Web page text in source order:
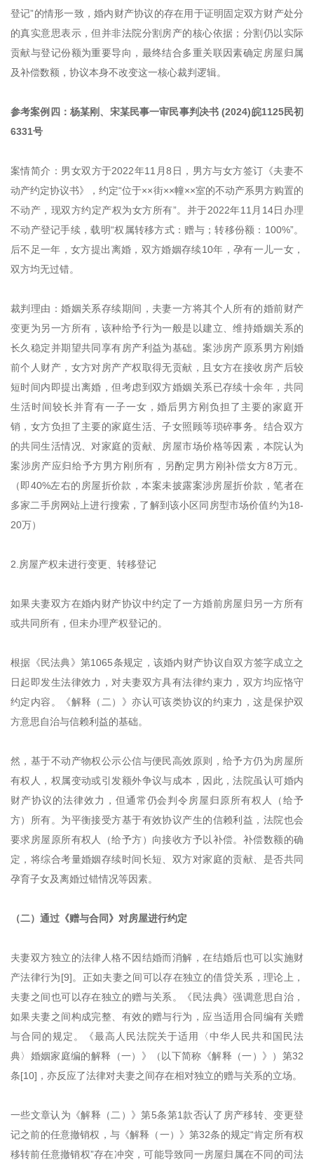
登记”的情形一致，婚内财产协议的存在用于证明固定双方财产处分
的真实意思表示，但并非法院分割房产的核心依据；分割仍以实际
贡献与登记份额为重要导向，最终结合多重关联因素确定房屋归属
及补偿数额，协议本身不改变这一核心裁判逻辑。
参考案例四：杨某刚、宋某民事一审民事判决书 (2024)皖1125民初
6331号
案情简介：男女双方于2022年11月8日，男方与女方签订《夫妻不
动产约定协议书》，约定“位于××街××幢××室的不动产系男方购置的
不动产，现双方约定产权为女方所有”。并于2022年11月14日办理
不动产登记手续，载明“权属转移方式：赠与；转移份额：100%”。
后不足一年，女方提出离婚，双方婚姻存续10年，孕有一儿一女，
双方均无过错。
裁判理由：婚姻关系存续期间，夫妻一方将其个人所有的婚前财产
变更为另一方所有，该种给予行为一般是以建立、维持婚姻关系的
长久稳定并期望共同享有房产利益为基础。案涉房产原系男方刚婚
前个人财产，女方对房产产权取得无贡献，且女方在接收房产后较
短时间内即提出离婚，但考虑到双方婚姻关系已存续十余年，共同
生活时间较长并育有一子一女，婚后男方刚负担了主要的家庭开
销，女方负担了主要的家庭生活、子女照顾等琐碎事务。结合双方
的共同生活情况、对家庭的贡献、房屋市场价格等因素，本院认为
案涉房产应归给予方男方刚所有，另酌定男方刚补偿女方8万元。
（即40%左右的房屋折价款，本案未披露案涉房屋折价款，笔者在
多家二手房网站上进行搜索，了解到该小区同房型市场价值约为18-
20万）
2.房屋产权未进行变更、转移登记
如果夫妻双方在婚内财产协议中约定了一方婚前房屋归另一方所有
或共同所有，但未办理产权登记的。
根据《民法典》第1065条规定，该婚内财产协议自双方签字成立之
日起即发生法律效力，对夫妻双方具有法律约束力，双方均应恪守
约定内容。《解释（二）》亦认可该类协议的约束力，这是保护双
方意思自治与信赖利益的基础。
然，基于不动产物权公示公信与便民高效原则，给予方仍为房屋所
有权人，权属变动或引发额外争议与成本，因此，法院虽认可婚内
财产协议的法律效力，但通常仍会判令房屋归原所有权人（给予
方）所有。为平衡接受方基于有效协议产生的信赖利益，法院也会
要求房屋原所有权人（给予方）向接收方予以补偿。补偿数额的确
定，将综合考量婚姻存续时间长短、双方对家庭的贡献、是否共同
孕育子女及离婚过错情况等因素。
（二）通过《赠与合同》对房屋进行约定
夫妻双方独立的法律人格不因结婚而消解，在结婚后也可以实施财
产法律行为[9]。正如夫妻之间可以存在独立的借贷关系，理论上，
夫妻之间也可以存在独立的赠与关系。《民法典》强调意思自治，
如果夫妻之间构成完整、有效的赠与行为，应当适用合同编有关赠
与合同的规定。《最高人民法院关于适用〈中华人民共和国民法
典〉婚姻家庭编的解释（一）》（以下简称《解释（一）》）第32
条[10]，亦反应了法律对夫妻之间存在相对独立的赠与关系的立场。
一些文章认为《解释（二）》第5条第1款否认了房产移转、变更登
记之前的任意撤销权，与《解释（一）》第32条的规定“肯定所有权
移转前任意撤销权”存在冲突，可能导致同一房屋归属在不同的司法